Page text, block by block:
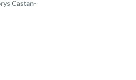
Castan-